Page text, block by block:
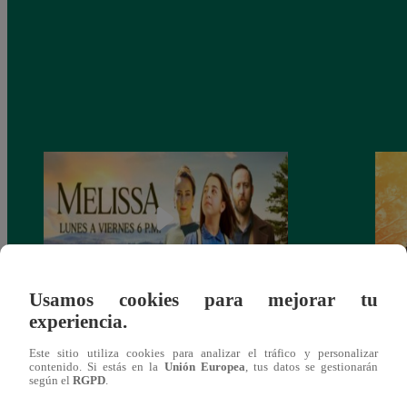
Melissa Novela Turca Capítulo Completo
Usamos cookies para mejorar tu
experiencia.
Este sitio utiliza cookies para analizar el tráfico y personalizar
contenido. Si estás en la Unión Europea, tus datos se gestionarán
según el RGPD.